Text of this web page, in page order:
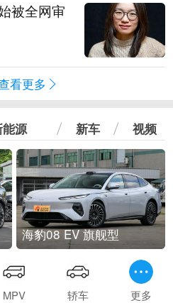
被全网审
看更多
能源 新车 视频
海豹08 EV 旗舰型
MPV 轿车 更多